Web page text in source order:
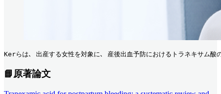
Kerらは､ 出産する女性を対象に､ 産後出血予防におけるトラネキサム
📘原著論文